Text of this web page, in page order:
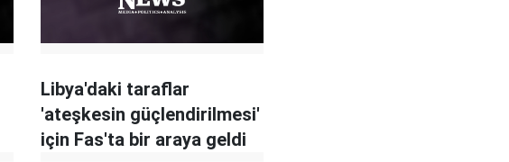
Libya'daki taraflar
'ateşkesin güçlendirilmesi'
için Fas'ta bir araya geldi